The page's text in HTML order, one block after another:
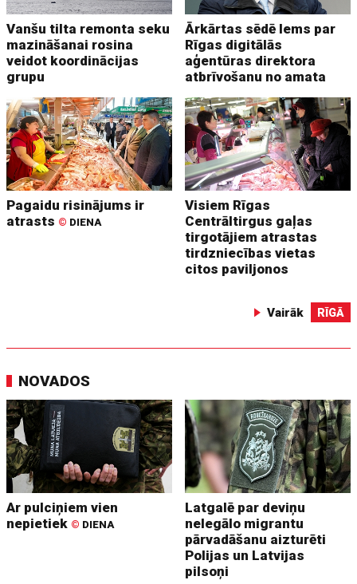
Vanšu tilta remonta seku
mazināšanai rosina
veidot koordinācijas
grupu
Ārkārtas sēdē lems par
Rīgas digitālās
aģentūras direktora
atbrīvošanu no amata
Pagaidu risinājums ir
atrasts © DIENA
Visiem Rīgas
Centrāltirgus gaļas
tirgotājiem atrastas
tirdzniecības vietas
citos paviljonos
Vairāk RĪGĀ
NOVADOS
Ar pulciņiem vien
nepietiek © DIENA
Latgalē par deviņu
nelegālo migrantu
pārvadāšanu aizturēti
Polijas un Latvijas
pilsoņi